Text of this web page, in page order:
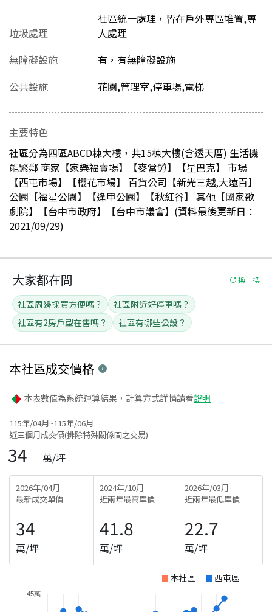
垃圾處理
社區統一處理，皆在戶外專區堆置,專
人處理
無障礙設施
有，有無障礙設施
公共設施
花園,管理室,停車場,電梯
主要特色
社區分為四區ABCD棟大樓，共15棟大樓(含透天厝) 生活機
能緊鄰 商家【家樂福賣場】【麥當勞】【星巴克】 市場
【西屯市場】【櫻花市場】 百貨公司【新光三越,大遠百】
公園【福星公園】【逢甲公園】【秋紅谷】 其他【國家歌
劇院】【台中市政府】【台中市議會】(資料最後更新日：
2021/09/29)
大家都在問 換一換
社區周邊採買方便嗎？
社區附近好停車嗎？
社區有2房戶型在售嗎？
社區有哪些公設？
本社區成交價格
本表數值為系統運算結果，計算方式詳情請看說明
115年/04月~115年/06月
近三個月成交價(排除特殊關係間之交易)
34 萬/坪
2026年/04月
最新成交單價
34
萬/坪
2024年/10月
近兩年最高單價
41.8
萬/坪
2026年/03月
近兩年最低單價
22.7
萬/坪
本社區 西屯區
45萬